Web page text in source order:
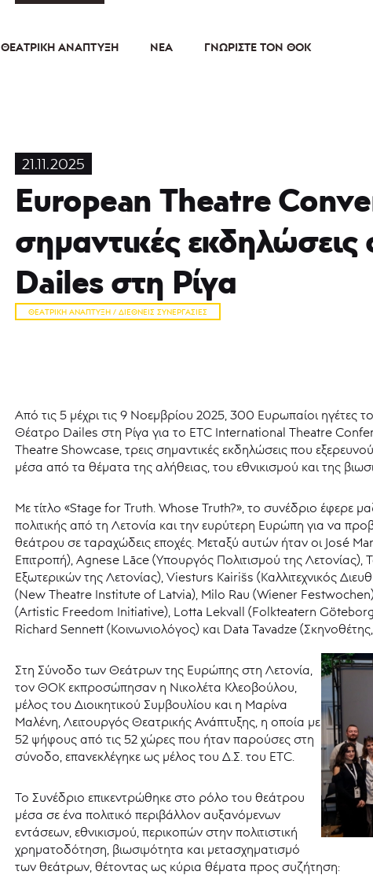
ΘΕΑΤΡΙΚΉ ΑΝΆΠΤΥΞΗ ΝΈΑ ΓΝΩΡΊΣΤΕ ΤΟΝ ΘΟΚ
21.11.2025
European Theatre
σημαντικές
Dailes στη Ρίγα
ΘΕΑΤΡΙΚΉ ΑΝΆΠΤΥΞΗ / ΔΙΕΘΝΕΊΣ ΣΥΝΕΡΓΑΣΊΕΣ
Από τις 5 μέχρι τις 9 Νοεμβρίου 2025, 300 Ευρωπαίοι ηγέτες
Θέατρο Dailes στη Ρίγα για το ETC International Theatre
Theatre Showcase, τρεις σημαντικές εκδηλώσεις που
μέσα από τα θέματα της αλήθειας, του εθνικισμού και της
Με τίτλο «Stage for Truth. Whose Truth?», το συνέδριο έφερε
πολιτικής από τη Λετονία και την ευρύτερη Ευρώπη για να
θεάτρου σε ταραχώδεις εποχές. Μεταξύ αυτών ήταν οι José
Επιτροπή), Agnese Lāce (Υπουργός Πολιτισμού της
Εξωτερικών της Λετονίας), Viesturs Kairišs (Καλλιτεχνικός
(New Theatre Institute of Latvia), Milo Rau (Wiener
(Artistic Freedom Initiative), Lotta Lekvall (Folkteatern
Richard Sennett (Κοινωνιολόγος) και Data Tavadze
Στη Σύνοδο των Θεάτρων της Ευρώπης στη Λετονία,
τον ΘΟΚ εκπροσώπησαν η Νικολέτα Κλεοβούλου,
μέλος του Διοικητικού Συμβουλίου και η Μαρίνα
Μαλένη, Λειτουργός Θεατρικής Ανάπτυξης, η οποία με
52 ψήφους από τις 52 χώρες που ήταν παρούσες στη
σύνοδο, επανεκλέγηκε ως μέλος του Δ.Σ. του ETC.
Το Συνέδριο επικεντρώθηκε στο ρόλο του θεάτρου
μέσα σε ένα πολιτικό περιβάλλον αυξανόμενων
εντάσεων, εθνικισμού, περικοπών στην πολιτιστική
χρηματοδότηση, βιωσιμότητα και μετασχηματισμό
των θεάτρων, θέτοντας ως κύρια θέματα προς συζήτηση: